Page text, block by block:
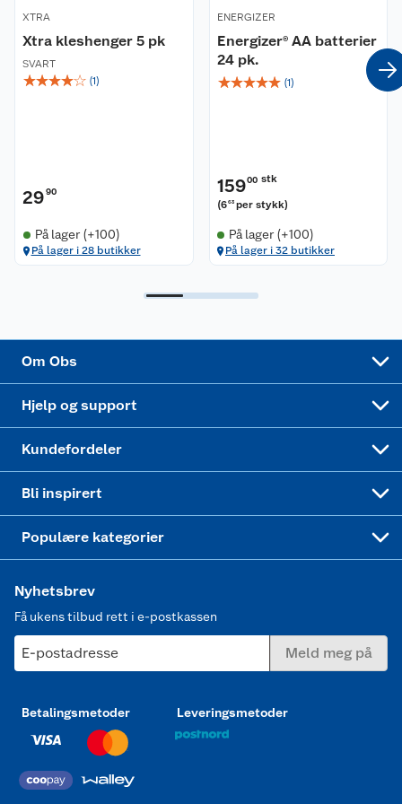
XTRA
Xtra kleshenger 5 pk
SVART
☆☆☆☆☆ (1)
2990
På lager (+100)
På lager i 28 butikker
ENERGIZER
Energizer® AA batterier
24 pk.
☆☆☆☆☆ (1)
15900 stk
(6 63 per stykk)
På lager (+100)
På lager i 32 butikker
Om Obs
Våre merkevarer
Coop kjeder
Hjelp og support
Ofte stilte spørsmål
Betalingsalternativer
Kjøpsvilkår
Kundefordeler
Klikk og hent
Bli inspirert
Festdrakter til hele familien
Populære kategorier
Hagemøbler og utemøbler
Nyhetsbrev
Få ukens tilbud rett i e-postkassen
E-postadresse Meld meg på
Betalingsmetoder Leveringsmetoder